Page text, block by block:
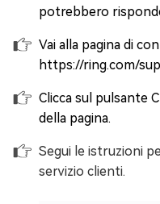
potrebbero
Vai alla pagina di
https://ring.com/
Clicca sul pulsante
della pagina.
Segui le istruzioni
servizio clienti.